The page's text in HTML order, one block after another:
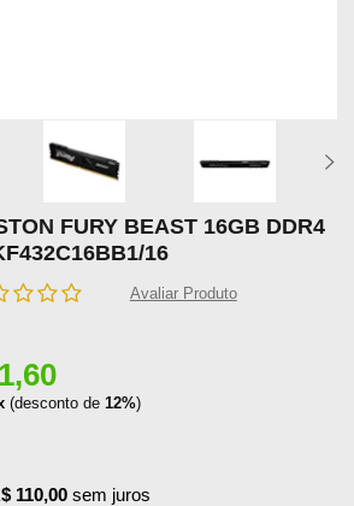
FURY BEAST 16GB DDR4
16
Avaliar Produto
(desconto de 12%)
110,00 sem juros